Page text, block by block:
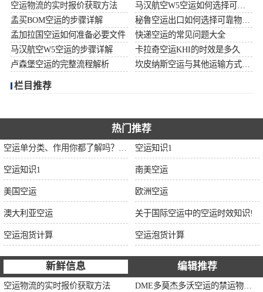
空运物流的实时报价获取方法
孟买BOM空运的步骤详解
孟加拉国空运如何准备必要文件
快递空运的常见问题大全
马汉航空W5空运的步骤详解
卡拉奇空运KHI的时效是多久
卢森堡空运的完整流程解析
栏目推荐
热门推荐
空运知识1
空运知识1 南美空运
美国空运 欧洲空运
澳大利亚空运 关于国际空运中的空运时效知识!
空运泡货计算 空运泡货计算
新鲜信息 编辑推荐
空运物流的实时报价获取方法
俄罗斯空运
加拿大空运
伊朗空运
中东空运
非洲空运
南美空运